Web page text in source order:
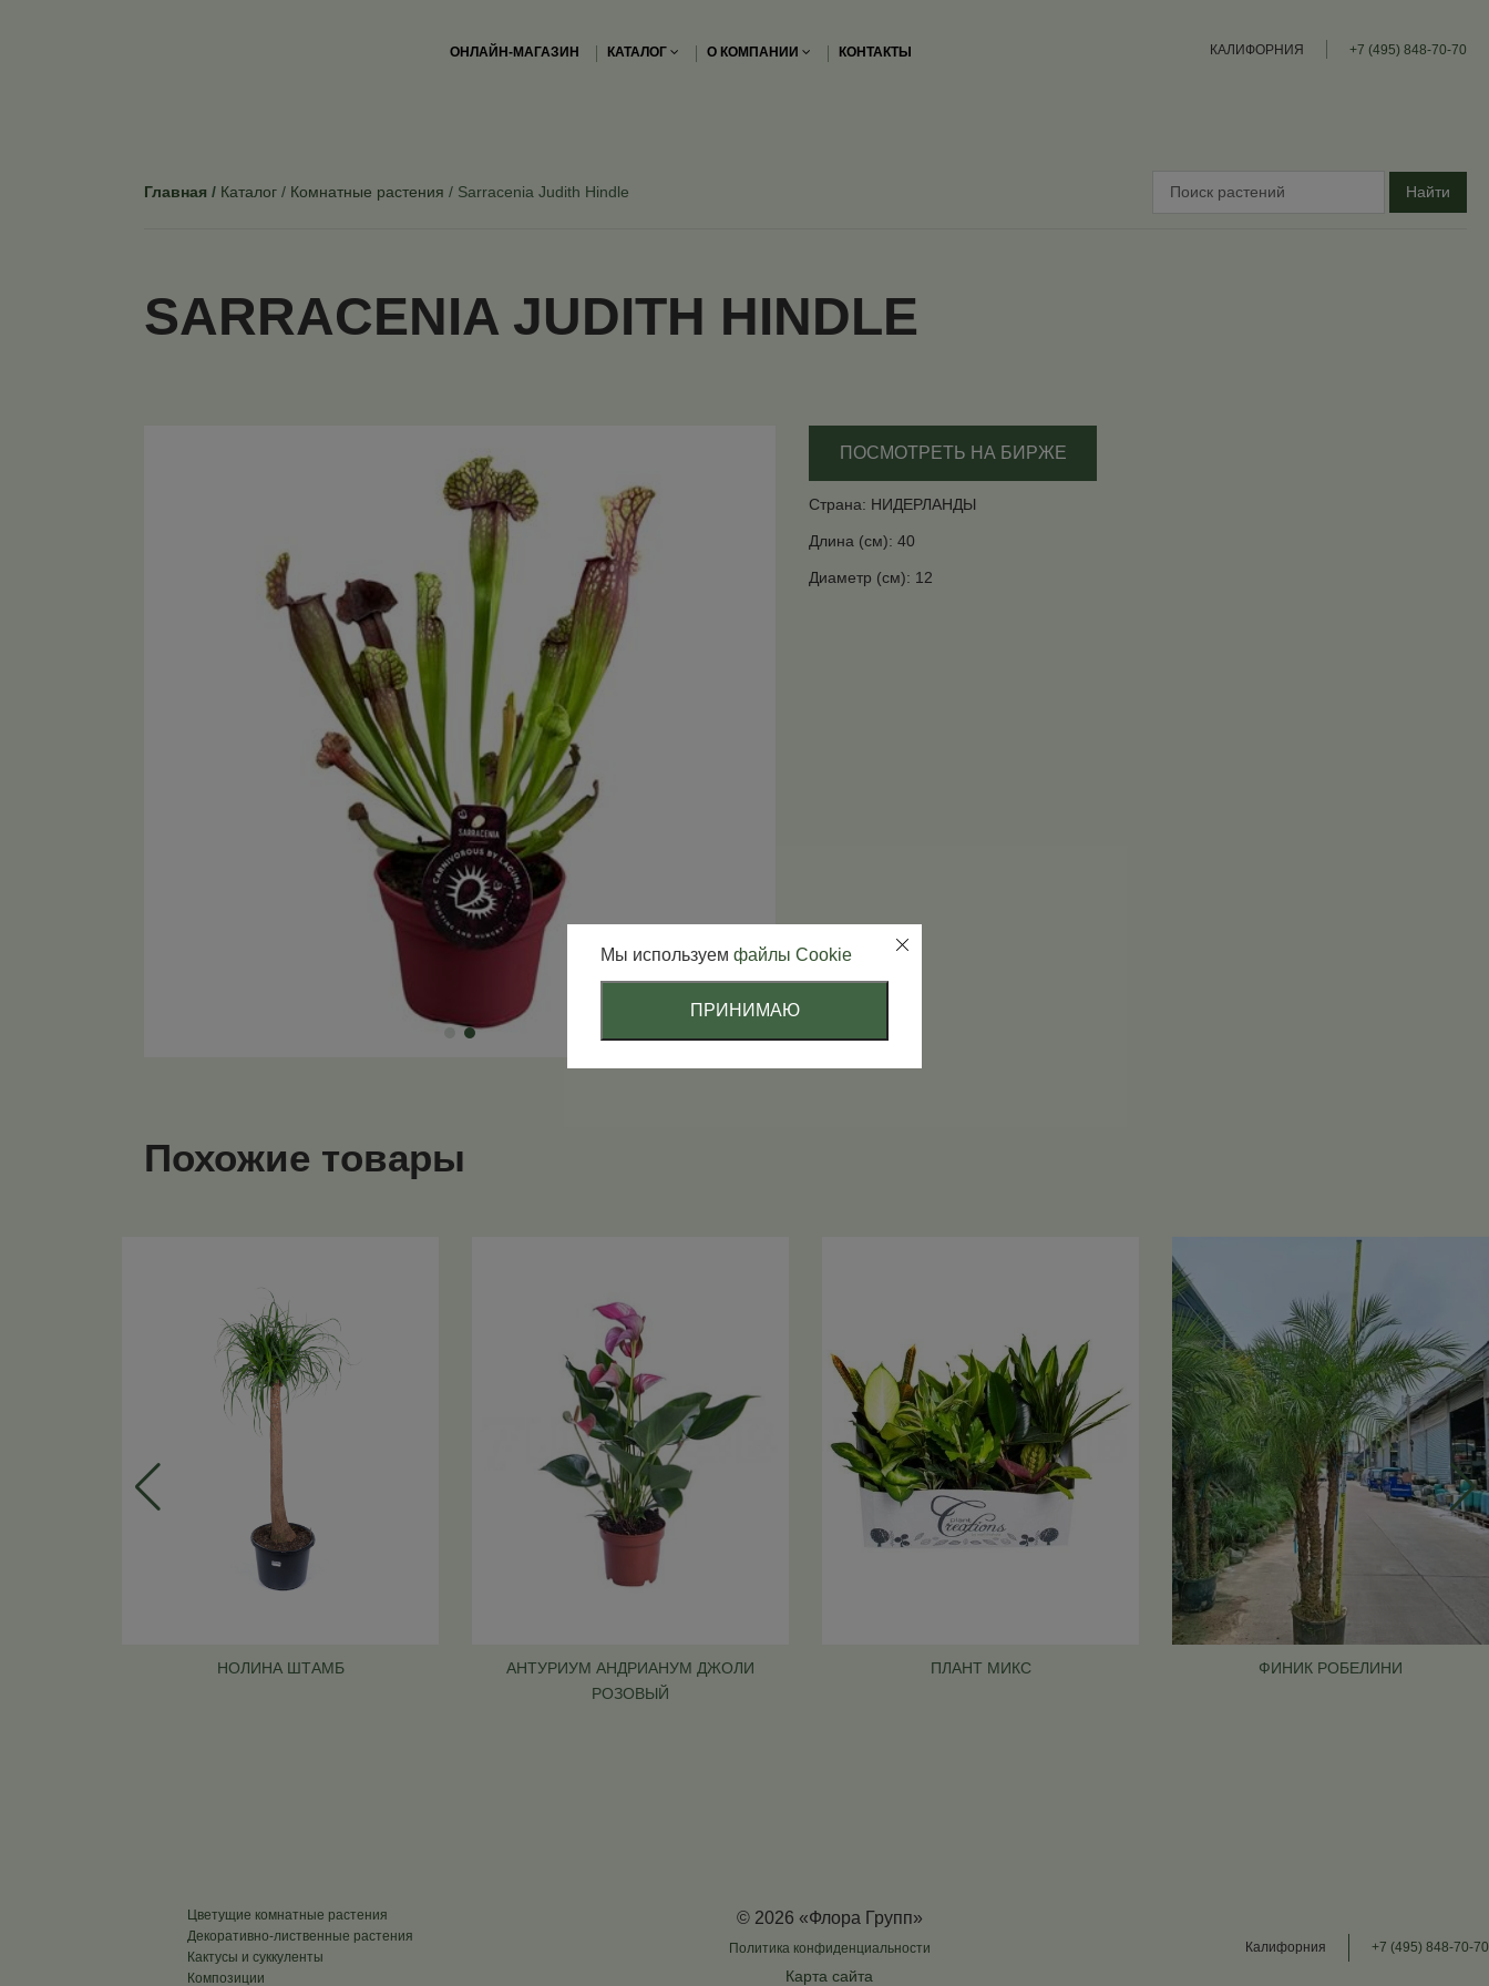
ОНЛАЙН-МАГАЗИН КАТАЛОГ О КОМПАНИИ КОНТАКТЫ КАЛИФОРНИЯ +7 (495) 848-70-70
Главная Каталог Комнатные растения Sarracenia Judith Hindle Найти
SARRACENIA JUDITH HINDLE
ПОСМОТРЕТЬ НА БИРЖЕ
Страна: НИДЕРЛАНДЫ
Длина (см): 40
Диаметр (см): 12
Похожие товары
НОЛИНА ШТАМБ
АНТУРИУМ АНДРИАНУМ ДЖОЛИ
РОЗОВЫЙ
ПЛАНТ МИКС ФИНИК РОБЕЛИНИ
Цветущие комнатные растения
Декоративно-лиственные растения
Кактусы и суккуленты
Композиции
© 2026 «Флора Групп»
Политика конфиденциальности
Карта сайта
Калифорния +7 (495) 848-70-70
Мы используем файлы Cookie
ПРИНИМАЮ